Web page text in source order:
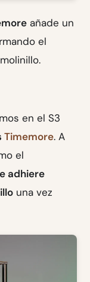
añade un
el
en el S3
Timemore. A
el
adhiere
una vez